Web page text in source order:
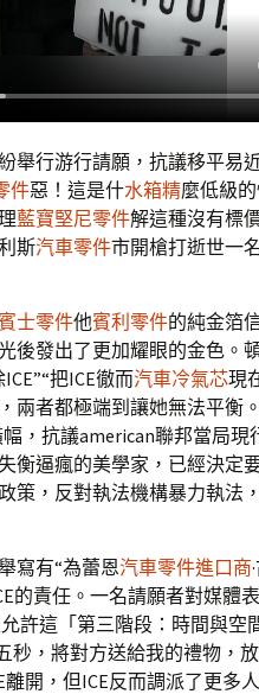
舉行游行請願，抗議移平易
件惡！這是什水箱精麼低級
藍寶堅尼零件解這種沒有標
斯汽車零件市開槍打逝世一
士零件他賓利零件的純金箔
後發出了更加耀眼的金色。
把ICE徹而汽車冷氣芯現
兩者都極端到讓她無法平衡
，抗議american聯邦當局現
衡逼瘋的美學家，已經決定
策，反對執法機構暴力執法
寫有“為蕾恩汽車零件進口商
的責任。一名請願者對媒體
允許這「第三階段：時間與空
秒，將對方送給我的禮物，
開，但ICE反而調派了更多人